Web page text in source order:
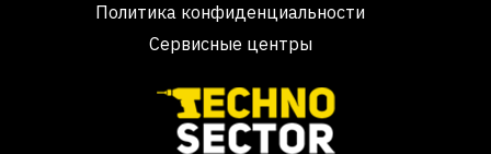
Политика конфиденциальности
Сервисные центры